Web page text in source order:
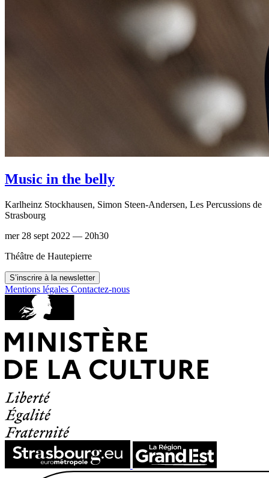
Music in the belly
Karlheinz Stockhausen, Simon Steen-Andersen, Les Percussions de
Strasbourg
mer 28 sept 2022 — 20h30
Théâtre de Hautepierre
S’inscrire à la newsletter
Mentions légales Contactez-nous